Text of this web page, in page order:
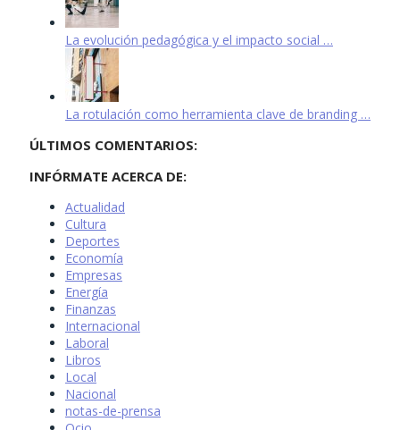
La evolución pedagógica y el impacto social …
La rotulación como herramienta clave de branding …
ÚLTIMOS COMENTARIOS:
INFÓRMATE ACERCA DE:
Actualidad
Cultura
Deportes
Economía
Empresas
Energía
Finanzas
Internacional
Laboral
Libros
Local
Nacional
notas-de-prensa